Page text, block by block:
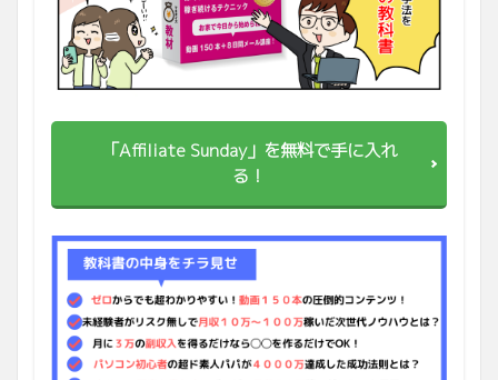
「Affiliate Sunday」を無料で手に入れ
る！